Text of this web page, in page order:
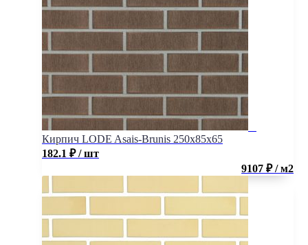
Кирпич LODE Asais-Brunis 250x85x65
182.1 ₽ / шт
9107 ₽ / м2